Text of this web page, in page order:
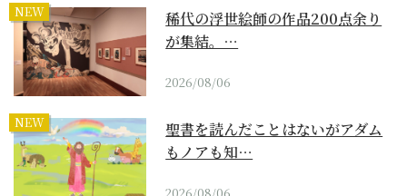
NEW
稀代の浮世絵師の作品200点余り
が集結。…
2026/08/06
NEW
聖書を読んだことはないがアダム
もノアも知…